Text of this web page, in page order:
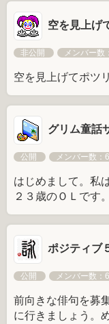
空を見上げ
非公開 メンバー数
空を見上げてポツ
グリム童話
公開 メンバー数：
はじめまして。私
２３歳のＯＬです
ポジティブ
公開 メンバー数：
前向きな俳句を募
に行きましょう。